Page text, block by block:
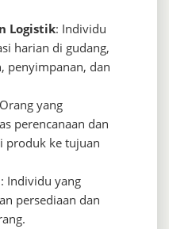
Logistik: Individu
harian di gudang,
penyimpanan, dan
yang
perencanaan dan
produk ke tujuan
: Individu yang
persediaan dan